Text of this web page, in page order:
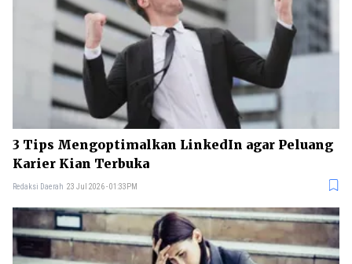
3 Tips Mengoptimalkan LinkedIn agar Peluang
Karier Kian Terbuka
Redaksi Daerah 23 Jul 2026 - 01:33PM